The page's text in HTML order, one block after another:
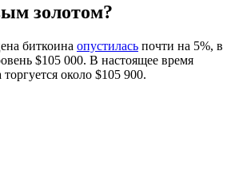
золотом?
биткоина опустилась почти на 5%, в
$105 000. В настоящее время
около $105 900.